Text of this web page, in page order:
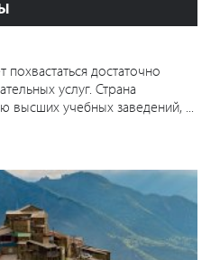
достаточно
услуг. Страна
высших учебных заведений, ...